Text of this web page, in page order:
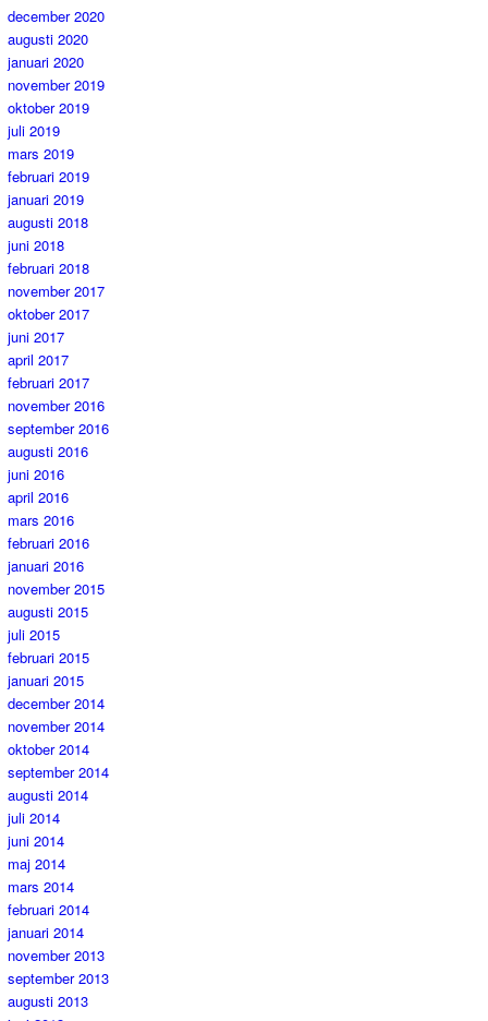
december 2020
augusti 2020
januari 2020
november 2019
oktober 2019
juli 2019
mars 2019
februari 2019
januari 2019
augusti 2018
juni 2018
februari 2018
november 2017
oktober 2017
juni 2017
april 2017
februari 2017
november 2016
september 2016
augusti 2016
juni 2016
april 2016
mars 2016
februari 2016
januari 2016
november 2015
augusti 2015
juli 2015
februari 2015
januari 2015
december 2014
november 2014
oktober 2014
september 2014
augusti 2014
juli 2014
juni 2014
maj 2014
mars 2014
februari 2014
januari 2014
november 2013
september 2013
augusti 2013